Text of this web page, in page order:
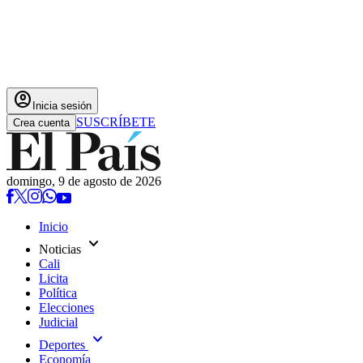
account_circle Inicia sesión
Crea cuenta SUSCRÍBETE
domingo, 9 de agosto de 2026
Inicio
Noticias expand_more
Cali
Licita
Política
Elecciones
Judicial
Deportes expand_more
Economía